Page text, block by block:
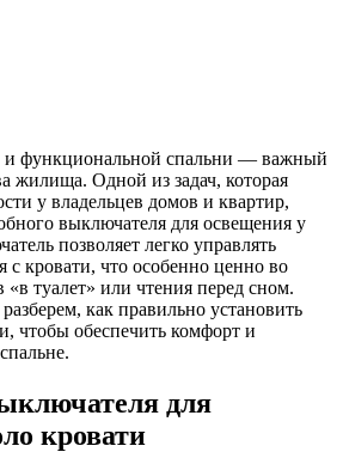
и функциональной спальни — важный
жилища. Одной из задач, которая
у владельцев домов и квартир,
выключателя для освещения у
позволяет легко управлять
с кровати, что особенно ценно во
туалет» или чтения перед сном.
как правильно установить
чтобы обеспечить комфорт и
для
кровати